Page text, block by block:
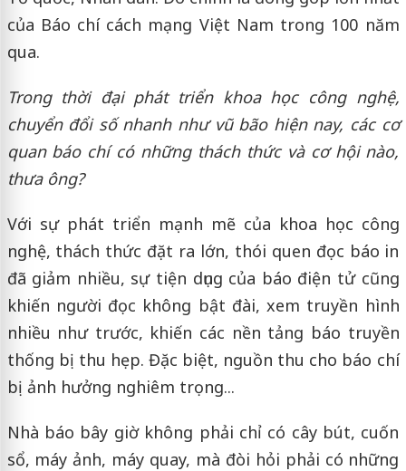
của Báo chí cách mạng Việt Nam trong 100 năm
qua.
Trong thời đại phát triển khoa học công nghệ,
chuyển đổi số nhanh như vũ bão hiện nay, các cơ
quan báo chí có những thách thức và cơ hội nào,
thưa ông?
Với sự phát triển mạnh mẽ của khoa học công
nghệ, thách thức đặt ra lớn, thói quen đọc báo in
đã giảm nhiều, sự tiện dụng của báo điện tử cũng
khiến người đọc không bật đài, xem truyền hình
nhiều như trước, khiến các nền tảng báo truyền
thống bị thu hẹp. Đặc biệt, nguồn thu cho báo chí
bị ảnh hưởng nghiêm trọng...
Nhà báo bây giờ không phải chỉ có cây bút, cuốn
sổ, máy ảnh, máy quay, mà đòi hỏi phải có những